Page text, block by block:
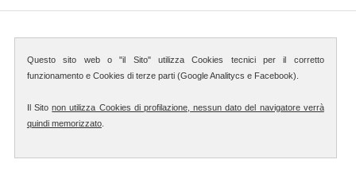
Questo sito web o "il Sito" utilizza Cookies tecnici per il corretto
funzionamento e Cookies di terze parti (Google Analitycs e Facebook).
Il Sitonon utilizza Cookies di profilazione, nessun dato del navigatore verrà
quindi memorizzato.